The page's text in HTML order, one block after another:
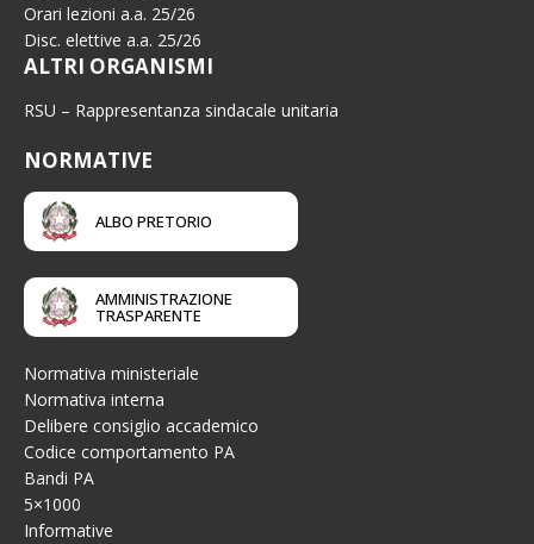
Orari lezioni a.a. 25/26
Disc. elettive a.a. 25/26
ALTRI ORGANISMI
RSU – Rappresentanza sindacale unitaria
NORMATIVE
ALBO PRETORIO
AMMINISTRAZIONE
TRASPARENTE
Normativa ministeriale
Normativa interna
Delibere consiglio accademico
Codice comportamento PA
Bandi PA
5×1000
Informative